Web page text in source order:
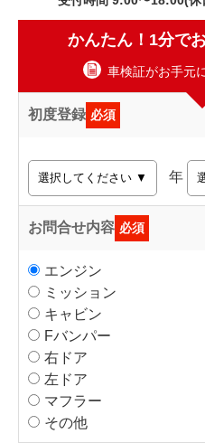
かんたん！1分で
車検証がお手元
初度登録 必須
年
お問合せ内容 必須
エンジン
ミッション
キャビン
Fバンパー
右ドア
左ドア
マフラー
その他